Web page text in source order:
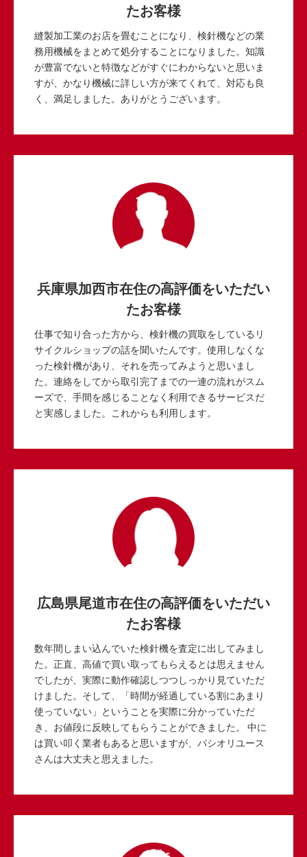
たお客様
縫製加工業のお店を畳むことになり、検針機などの業
務用機械をまとめて処分することになりました。知識
が豊富でないと特徴などがすぐにわからないと思いま
すが、かなり機械に詳しい方が来てくれて、対応も良
く、満足しました。ありがとうございます。
兵庫県加西市在住の高評価をいただい
たお客様
仕事で知り合った方から、検針機の買取をしているリ
サイクルショップの話を聞いたんです。使用しなくな
った検針機があり、それを売ってみようと思いまし
た。連絡をしてから取引完了までの一連の流れがスム
ーズで、手間を感じることなく利用できるサービスだ
と実感しました。これからも利用します。
広島県尾道市在住の高評価をいただい
たお客様
数年間しまい込んでいた検針機を査定に出してみまし
た。正直、高値で買い取ってもらえるとは思えません
でしたが、実際に動作確認しつつしっかり見ていただ
けました。そして、「時間が経過している割にあまり
使っていない」ということを実際に分かっていただ
き、お値段に反映してもらうことができました。 中に
は買い叩く業者もあると思いますが、パシオリユース
さんは大丈夫と思えました。